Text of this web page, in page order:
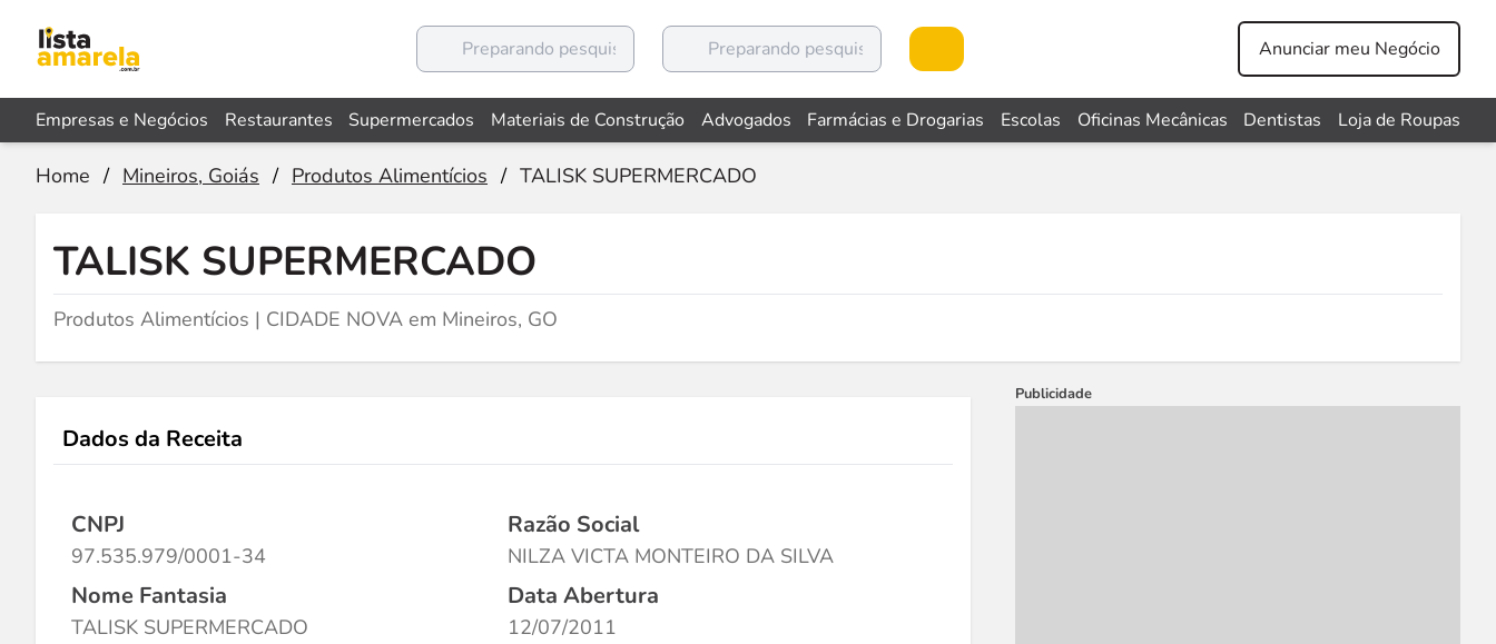
Anunciar meu Negócio
Empresas e Negócios Restaurantes Supermercados Materiais de Construção Advogados Farmácias e Drogarias Escolas Oficinas Mecânicas Dentistas Loja de Roupas
Home / Mineiros, Goiás / Produtos Alimentícios / TALISK SUPERMERCADO
TALISK SUPERMERCADO
Produtos Alimentícios | CIDADE NOVA em Mineiros, GO
Dados da Receita
CNPJ
97.535.979/0001-34
Razão Social
NILZA VICTA MONTEIRO DA SILVA
Nome Fantasia
TALISK SUPERMERCADO
Data Abertura
12/07/2011
Publicidade